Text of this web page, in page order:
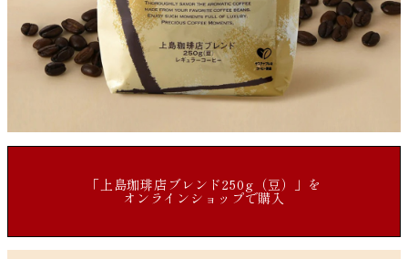
「上島珈琲店ブレンド250g（豆）」を
オンラインショップで購入